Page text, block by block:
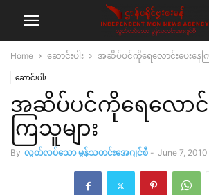
Home ဆောင်းပါး အဆိပ်ပင်ကိုရေလောင်းပေးနေက
ဆောင်းပါး
အဆိပ်ပင်ကိုရေလောင်း
ကြသူများ
By လွတ်လပ်သော မွန်သတင်းအေဂျင်စီ - June 7, 2010